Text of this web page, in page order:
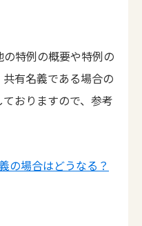
特例の概要や特例の
有名義である場合の
おりますので、参考
の場合はどうなる？